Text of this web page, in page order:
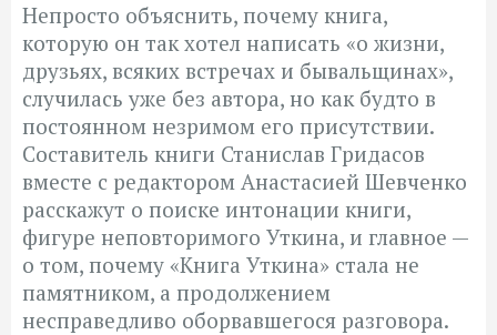
Непросто объяснить, почему книга,
которую он так хотел написать «о жизни,
друзьях, всяких встречах и бывальщинах»,
случилась уже без автора, но как будто в
постоянном незримом его присутствии.
Составитель книги Станислав Гридасов
вместе с редактором Анастасией Шевченко
расскажут о поиске интонации книги,
фигуре неповторимого Уткина, и главное —
о том, почему «Книга Уткина» стала не
памятником, а продолжением
несправедливо оборвавшегося разговора.